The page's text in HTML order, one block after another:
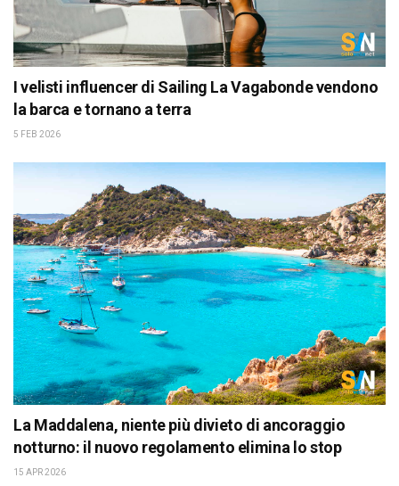
I velisti influencer di Sailing La Vagabonde vendono
la barca e tornano a terra
5 FEB 2026
La Maddalena, niente più divieto di ancoraggio
notturno: il nuovo regolamento elimina lo stop
15 APR 2026